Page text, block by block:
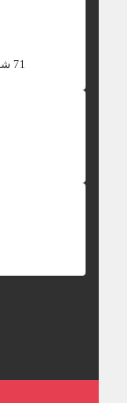
‎71 شارع محرم بك - محرم بك. الاسكندريه